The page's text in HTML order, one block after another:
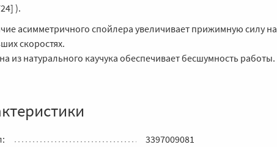
).
асимметричного спойлера увеличивает прижимную силу на
скоростях.
из натурального каучука обеспечивает бесшумность работы.
3397009081